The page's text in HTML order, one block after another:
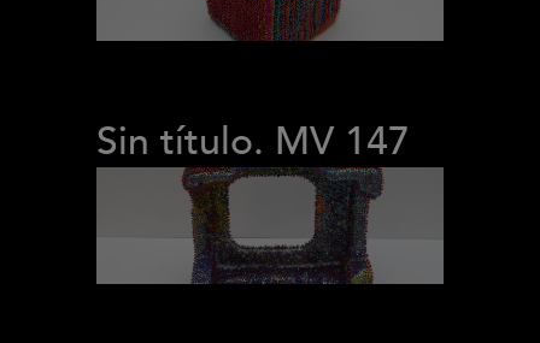
Sin título. MV 147